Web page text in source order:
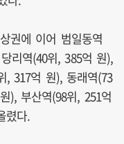
권에 이어 범일동역
리역(40위, 385억 원),
, 317억 원), 동래역(73
), 부산역(98위, 251억
렸다.